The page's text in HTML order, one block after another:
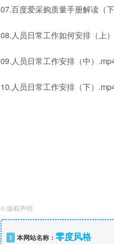
07.百度爱采购质量手册解读（
08.人员日常工作如何安排（上
09.人员日常工作安排（中）
10.人员日常工作安排（下）
© 版权声明
1 本网站名称： 零度风格